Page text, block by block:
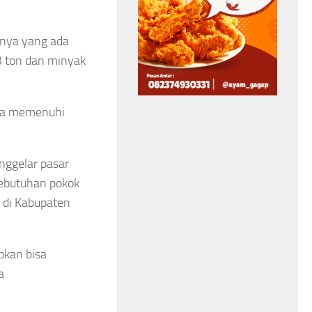
yang ada
ton dan minyak
memenuhi
pasar
pokok
Kabupaten
bisa
Bangun Benteng
Kerukunan, Libatkan
Tokoh Agama hingga
Aparat Keamanan